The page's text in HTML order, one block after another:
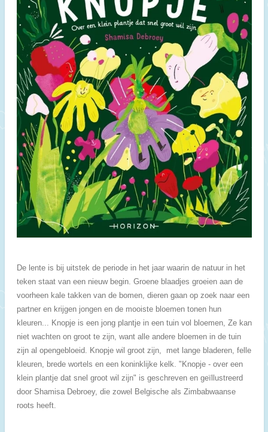
De lente is bij uitstek de periode in het jaar waarin de natuur in het
teken staat van een nieuw begin. Groene blaadjes groeien aan de
voorheen kale takken van de bomen, dieren gaan op zoek naar een
partner en krijgen jongen en de mooiste bloemen tonen hun
kleuren... Knopje is een jong plantje in een tuin vol bloemen, Ze kan
niet wachten on groot te zijn, want alle andere bloemen in de tuin
zijn al opengebloeid. Knopje wil groot zijn, met lange bladeren, felle
kleuren, brede wortels en een koninklijke kelk. "Knopje - over een
klein plantje dat snel groot wil zijn" is geschreven en geïllustreerd
door Shamisa Debroey, die zowel Belgische als Zimbabwaanse
roots heeft.